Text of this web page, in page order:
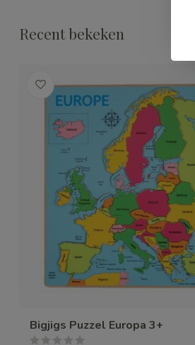
Recent bekeken
Bigjigs Puzzel Europa 3+